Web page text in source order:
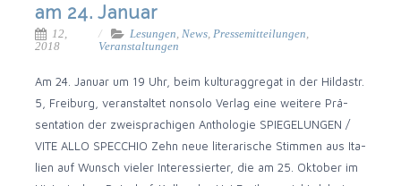
am 24. Januar
12,
2018
Lesungen,News,Pressemitteilungen,
Veranstaltungen
Am 24. Janu­ar um 19 Uhr, beim kul­tur­ag­gre­gat in der Hil­da­str.
5, Frei­burg, ver­an­stal­tet non­so­lo Ver­lag eine wei­te­re Prä­
sen­ta­ti­on der zwei­spra­chi­gen Antho­lo­gie SPIEGELUNGEN /
VITE ALLO SPECCHIO Zehn neue lite­ra­ri­sche Stim­men aus Ita­
li­en auf Wunsch vie­ler Inter­es­sier­ter, die am 25. Okto­ber im